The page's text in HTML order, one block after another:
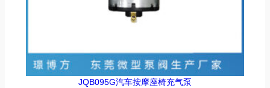
JQB095G汽车按摩座椅充气泵